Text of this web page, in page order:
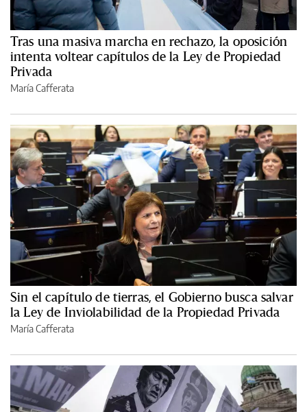
Tras una masiva marcha en rechazo, la oposición
intenta voltear capítulos de la Ley de Propiedad
Privada
María Cafferata
Sin el capítulo de tierras, el Gobierno busca salvar
la Ley de Inviolabilidad de la Propiedad Privada
María Cafferata